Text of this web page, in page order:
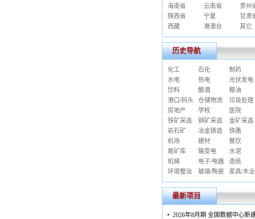
海南省
云南省 贵州
陕西省
宁夏 甘肃
西藏
港澳台 其它
历史导航
化工 石化 制药
水电
热电 光伏发电
饮料
酿酒 粮油
港口/码头
仓储物流 垃圾处理
房地产
学校 医院
铁矿采选
铜矿采选 金矿采选
岩石矿
冶金铸造 铁路
机场
建材 餐饮
尾矿库
输变电 水泥
机械
电子/电器 造纸
环境整治
玻璃/陶瓷 家具/木业
最新项目
2026年8月期 全国数据中心新